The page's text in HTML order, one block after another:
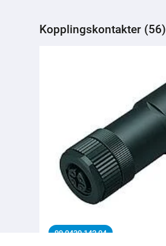
Kopplingskontakter (56)
99 0430 142 04